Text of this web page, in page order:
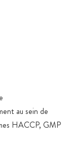
au sein de
HACCP, GMP